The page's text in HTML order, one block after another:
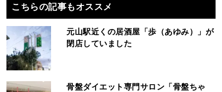
こちらの記事もオススメ
元山駅近くの居酒屋「歩（あゆみ）」が
閉店していました
骨盤ダイエット専門サロン「骨盤ちゃ